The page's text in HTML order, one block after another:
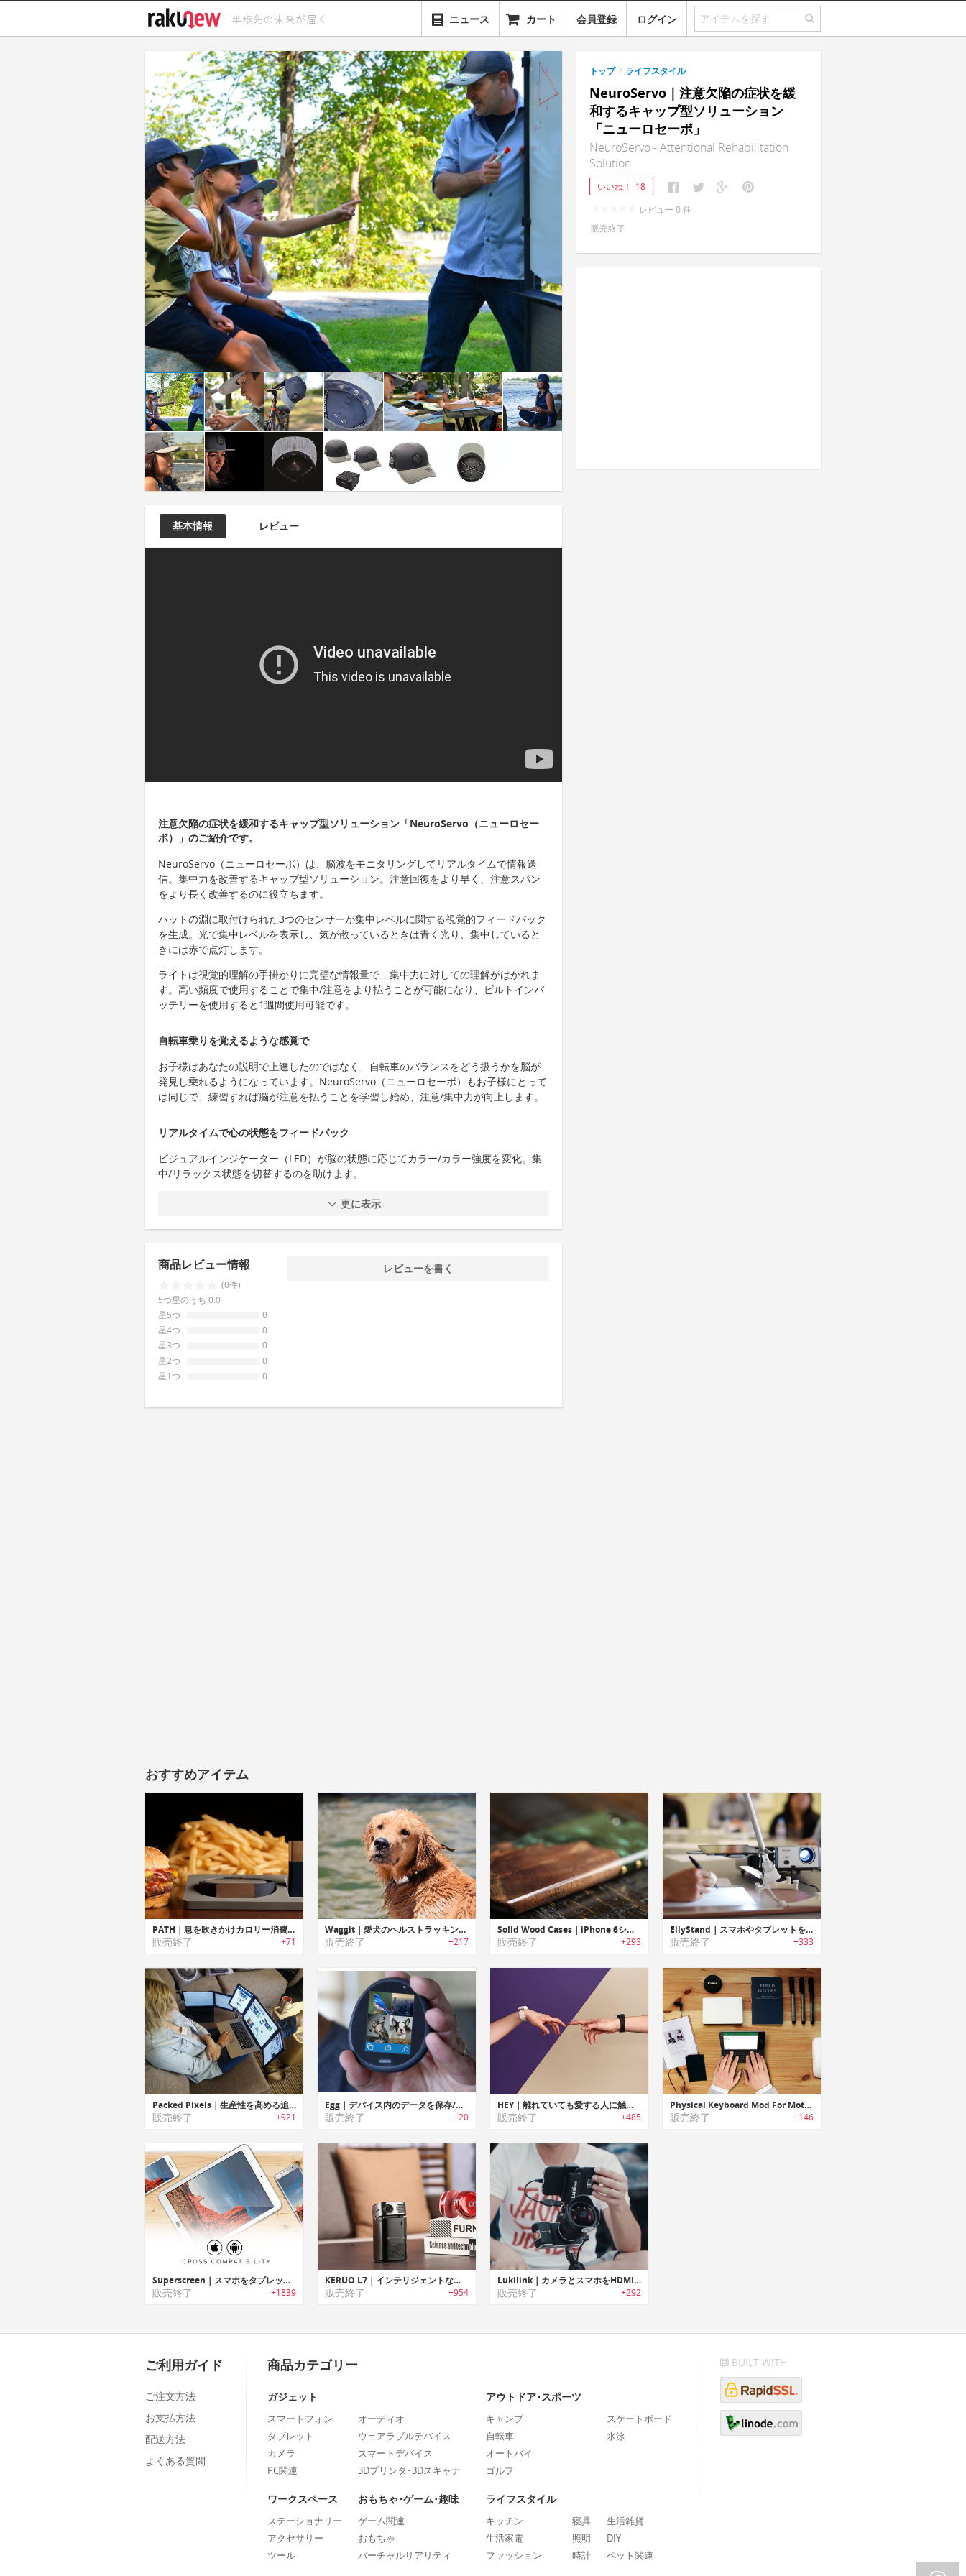
ニュース カート 会員登録 ログイン
基本情報 レビュー
注意欠陥の症状を緩和するキャップ型ソリューション「NeuroServo（ニューロセー
ボ）」のご紹介です。
NeuroServo（ニューロセーボ）は、脳波をモニタリングしてリアルタイムで情報送
信。集中力を改善するキャップ型ソリューション。注意回復をより早く、注意スパン
をより長く改善するのに役立ちます。
ハットの淵に取付けられた3つのセンサーが集中レベルに関する視覚的フィードバック
を生成。光で集中レベルを表示し、気が散っているときは青く光り、集中していると
きには赤で点灯します。
ライトは視覚的理解の手掛かりに完璧な情報量で、集中力に対しての理解がはかれま
す。高い頻度で使用することで集中/注意をより払うことが可能になり、ビルトインバ
ッテリーを使用すると1週間使用可能です。
自転車乗りを覚えるような感覚で
お子様はあなたの説明で上達したのではなく、自転車のバランスをどう扱うかを脳が
発見し乗れるようになっています。NeuroServo（ニューロセーボ）もお子様にとって
は同じで、練習すれば脳が注意を払うことを学習し始め、注意/集中力が向上します。
リアルタイムで心の状態をフィードバック
ビジュアルインジケーター（LED）が脳の状態に応じてカラー/カラー強度を変化。集
中/リラックス状態を切替するのを助けます。
更に表示
商品レビュー情報
(0件)
5つ星のうち 0.0
星5つ
0
星4つ
0
星3つ
0
星2つ
0
星1つ
0
レビューを書く
トップ / ライフスタイル
NeuroServo｜注意欠陥の症状を緩
和するキャップ型ソリューション
「ニューロセーボ」
NeuroServo - Attentional Rehabilitation
Solution
いいね！
18
レビュー 0 件
販売終了
おすすめアイテム
PATH｜息を吹きかけカロリー消費量や運動量を測定するヘルスケアバンド「パス」
販売終了 +71
Waggit｜愛犬のヘルストラッキングが可能なウェアラブルスマートカラー「ワギット」
販売終了 +217
Solid Wood Cases｜iPhone 6シリーズ用無垢材ウッドケース
販売終了 +293
EllyStand｜スマホやタブレットをスキャナー/マイクロスコープに変身させるデバイススタンド「エリースタンド」
販売終了 +333
Packed Pixels｜生産性を高める追加用高解像度ポータブルモニター「パックドピクセル」
販売終了 +921
Egg｜デバイス内のデータを保存/共有/保護可能なパーソナルウェブデバイス「エッグ」
販売終了 +20
HEY｜離れていても愛する人に触れられる感覚を届けられるブレスレット「ヘイ」
販売終了 +485
Physical Keyboard Mod For Moto Z｜Moto Z用にデザインされた拡張QWERTY キーボード「フィジカルキーボードモッド」
販売終了 +146
Superscreen｜スマホをタブレットに変身させる10.1インチのHDディスプレイ「スーパースクリーン」
販売終了 +1839
KERUO L7｜インテリジェントな機能を搭載したポータブルスマートポケットプロジェクター「ケルオーL7」
販売終了 +954
Lukilink｜カメラとスマホをHDMI接続してモニター化するカメラデバイス「ルキリンク」
販売終了 +292
ご利用ガイド
ご注文方法
お支払方法
配送方法
よくある質問
商品カテゴリー
ガジェット
スマートフォン
タブレット
カメラ
PC関連
オーディオ
ウェアラブルデバイス
スマートデバイス
3Dプリンタ･3Dスキャナ
アウトドア･スポーツ
キャンプ
自転車
オートバイ
ゴルフ
スケートボード
水泳
ワークスペース
ステーショナリー
アクセサリー
ツール
おもちゃ･ゲーム･趣味
ゲーム関連
おもちゃ
バーチャルリアリティ
ライフスタイル
キッチン
生活家電
ファッション
寝具
照明
時計
生活雑貨
DIY
ペット関連
BUILT WITH